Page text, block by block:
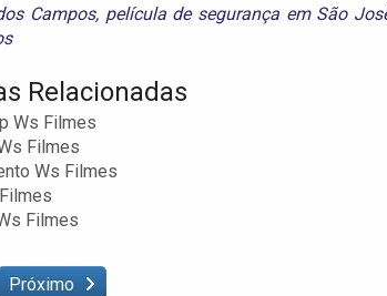
Campos, película de segurança em São
Relacionadas
Ws Filmes
Filmes
Ws Filmes
Filmes
Próximo